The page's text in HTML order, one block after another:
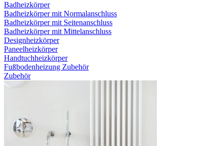
Badheizkörper
Badheizkörper mit Normalanschluss
Badheizkörper mit Seitenanschluss
Badheizkörper mit Mittelanschluss
Designheizkörper
Paneelheizkörper
Handtuchheizkörper
Fußbodenheizung Zubehör
Zubehör